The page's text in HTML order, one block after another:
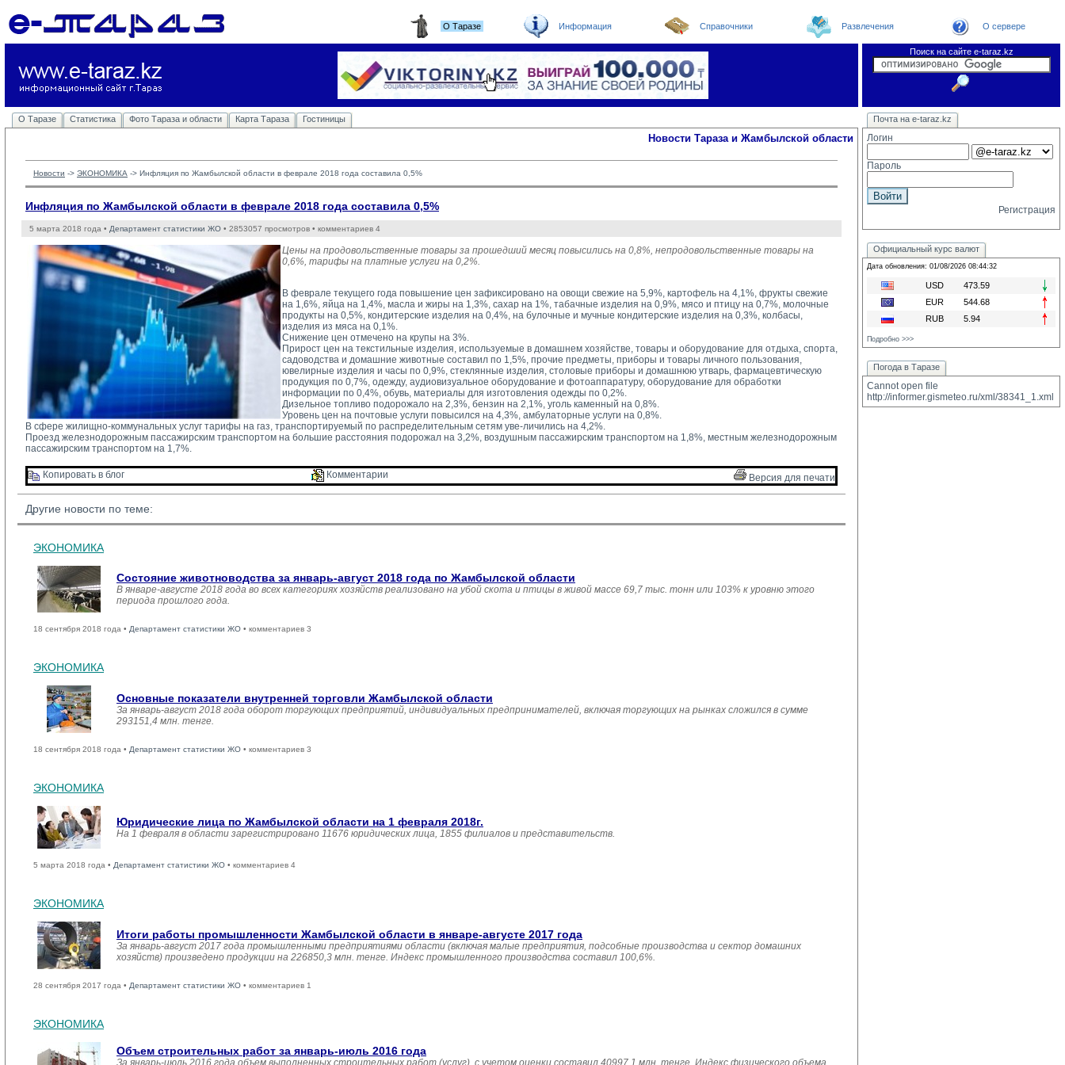
О Таразе Информация Справочники Развлечения О сервере
Поиск на сайте e-taraz.kz
О Таразе Статистика Фото Тараза и области Карта Тараза Гостиницы Новости Погода в Таразе
Телефоный справочник
Видеоконференция
Новости e-taraz
Новости Тараза и Жамбылской области
Новости -> ЭКОНОМИКА -> Инфляция по Жамбылской области в феврале 2018 года составила 0,5%
Инфляция по Жамбылской области в феврале 2018 года составила 0,5%
5 марта 2018 года • Департамент статистики ЖО • 2853057 просмотров • комментариев 4
Цены на продовольственные товары за прошедший месяц повысились на 0,8%, непродовольственные товары на
0,6%, тарифы на платные услуги на 0,2%.
В феврале текущего года повышение цен зафиксировано на овощи свежие на 5,9%, картофель на 4,1%, фрукты свежие
на 1,6%, яйца на 1,4%, масла и жиры на 1,3%, сахар на 1%, табачные изделия на 0,9%, мясо и птицу на 0,7%, молочные
продукты на 0,5%, кондитерские изделия на 0,4%, на булочные и мучные кондитерские изделия на 0,3%, колбасы,
изделия из мяса на 0,1%.
Снижение цен отмечено на крупы на 3%.
Прирост цен на текстильные изделия, используемые в домашнем хозяйстве, товары и оборудование для отдыха, спорта,
садоводства и домашние животные составил по 1,5%, прочие предметы, приборы и товары личного пользования,
ювелирные изделия и часы по 0,9%, стеклянные изделия, столовые приборы и домашнюю утварь, фармацевтическую
продукция по 0,7%, одежду, аудиовизуальное оборудование и фотоаппаратуру, оборудование для обработки
информации по 0,4%, обувь, материалы для изготовления одежды по 0,2%.
Дизельное топливо подорожало на 2,3%, бензин на 2,1%, уголь каменный на 0,8%.
Уровень цен на почтовые услуги повысился на 4,3%, амбулаторные услуги на 0,8%.
В сфере жилищно-коммунальных услуг тарифы на газ, транспортируемый по распределительным сетям уве-личились на 4,2%.
Проезд железнодорожным пассажирским транспортом на большие расстояния подорожал на 3,2%, воздушным пассажирским транспортом на 1,8%, местным железнодорожным
пассажирским транспортом на 1,7%.
Копировать в блог Комментарии Версия для печати
Другие новости по теме:
ЭКОНОМИКА
Состояние животноводства за январь-август 2018 года по Жамбылской области
В январе-августе 2018 года во всех категориях хозяйств реализовано на убой скота и птицы в живой массе 69,7 тыс. тонн или 103% к уровню этого
периода прошлого года.
18 сентября 2018 года • Департамент статистики ЖО • комментариев 3
ЭКОНОМИКА
Основные показатели внутренней торговли Жамбылской области
За январь-август 2018 года оборот торгующих предприятий, индивидуальных предпринимателей, включая торгующих на рынках сложился в сумме
293151,4 млн. тенге.
18 сентября 2018 года • Департамент статистики ЖО • комментариев 3
ЭКОНОМИКА
Юридические лица по Жамбылской области на 1 февраля 2018г.
На 1 февраля в области зарегистрировано 11676 юридических лица, 1855 филиалов и представительств.
5 марта 2018 года • Департамент статистики ЖО • комментариев 4
ЭКОНОМИКА
Итоги работы промышленности Жамбылской области в январе-августе 2017 года
За январь-август 2017 года промышленными предприятиями области (включая малые предприятия, подсобные производства и сектор домашних
хозяйств) произведено продукции на 226850,3 млн. тенге. Индекс промышленного производства составил 100,6%.
28 сентября 2017 года • Департамент статистики ЖО • комментариев 1
ЭКОНОМИКА
Объем строительных работ за январь-июль 2016 года
За январь-июль 2016 года объем выполненных строительных работ (услуг), с учетом оценки составил 40997,1 млн. тенге. Индекс физического объема
Почта на e-taraz.kz
Логин
Пароль
Регистрация
Официальный курс валют
Дата обновления: 01/08/2026 08:44:32
USD
473.59
EUR
544.68
RUB
5.94
Подробно >>>
Погода в Таразе
Cannot open file
http://informer.gismeteo.ru/xml/38341_1.xml